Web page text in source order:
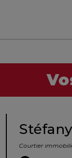
Courtier